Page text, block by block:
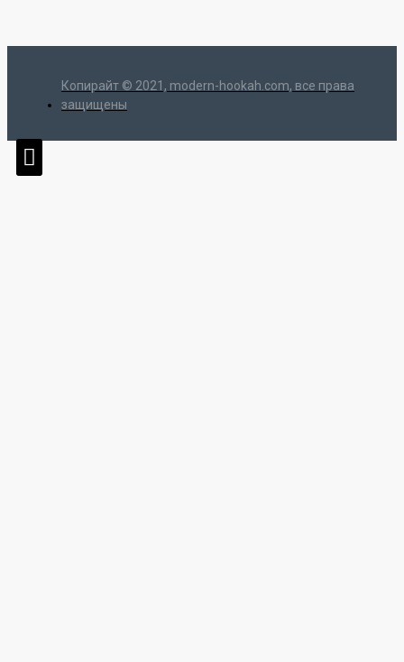
Копирайт © 2021, modern-hookah.com, все права
защищены